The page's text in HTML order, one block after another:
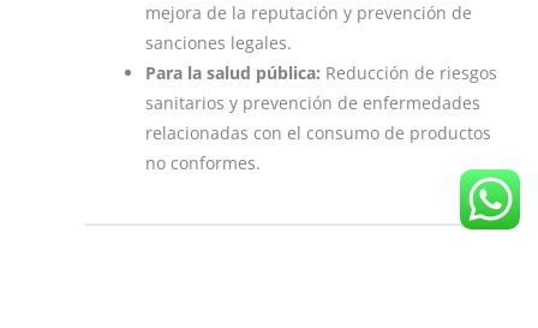
mejora de la reputación y prevención de
sanciones legales.
Para la salud pública: Reducción de riesgos
sanitarios y prevención de enfermedades
relacionadas con el consumo de productos
no conformes.